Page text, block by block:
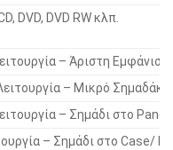
DVD, DVD RW κλπ.
– Άριστη Εμφάνιση
– Μικρό
– Σημάδι στο
– Σημάδι στο Case/